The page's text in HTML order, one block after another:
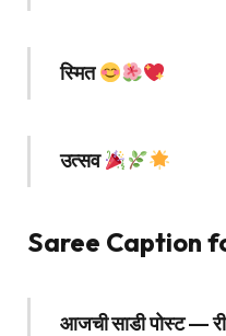
स्मित
उत्सव
Saree Caption
आजची साडी पोस्ट —